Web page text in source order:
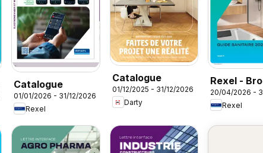
Catalogue
01/01/2026 - 31/12/2026
Rexel
Catalogue
01/12/2025 - 31/12/2026
Darty
Rexel -
Sanitaire
20/04/2026 -
Rexel